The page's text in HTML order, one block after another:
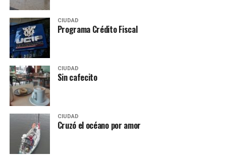
CIUDAD
Programa Crédito Fiscal
CIUDAD
Sin cafecito
CIUDAD
Cruzó el océano por amor